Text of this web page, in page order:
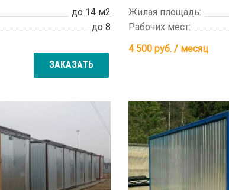
до 14 м2
до 8
ЗАКАЗАТЬ
Жилая площадь:
Рабочих мест:
4 500руб. / месяц